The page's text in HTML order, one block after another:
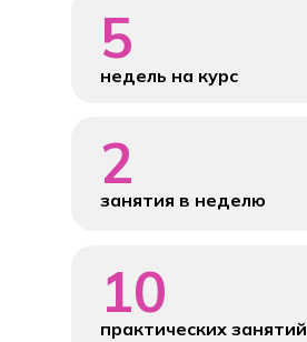
недель на курс
5
занятия в неделю
2
10
практических занятий